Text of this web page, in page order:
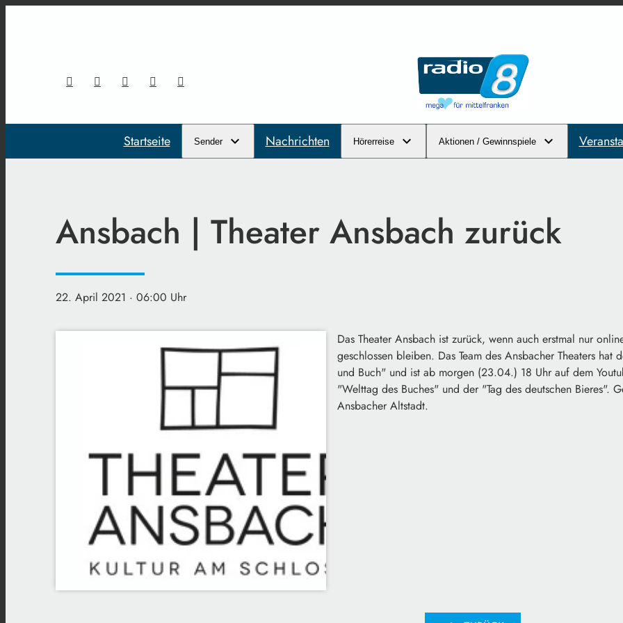
Startseite Sender Nachrichten Hörerreise Aktionen / Gewinnspiele
Ansbach | Theater Ansbach zurück
22. April 2021 · 06:00 Uhr
Das Theater Ansbach ist zurück, wenn auch erstmal nur
geschlossen bleiben. Das Team des Ansbacher Theaters
und Buch" und ist ab morgen (23.04.) 18 Uhr auf dem
"Welttag des Buches" und der "Tag des deutschen Bieres".
Ansbacher Altstadt.